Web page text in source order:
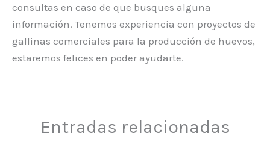
consultas en caso de que busques alguna
información. Tenemos experiencia con proyectos de
gallinas comerciales para la producción de huevos,
estaremos felices en poder ayudarte.
Entradas relacionadas